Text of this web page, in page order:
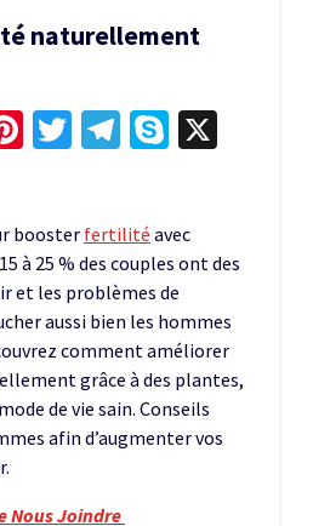
naturellement
Pinterest
Twitter
Telegram
Skype
booster fertilité avec
à 25 % des couples ont des
et les problèmes de
aussi bien les hommes
comment améliorer
grâce à des plantes,
de vie sain. Conseils
afin d’augmenter vos
Nous Joindre